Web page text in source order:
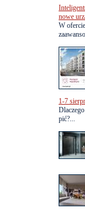
nowe
W
1-7
pić?...